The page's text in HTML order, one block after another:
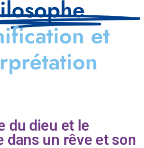
et
du dieu et le
dans un rêve et son